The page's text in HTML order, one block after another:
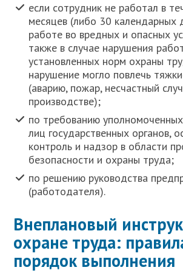
если сотрудник не работал в
месяцев (либо 30 календарных
работе во вредных и опасных
также в случае нарушения
установленных норм охраны
нарушение могло повлечь
(аварию, пожар, несчастный
производстве);
по требованию
лиц государственных органов,
контроль и надзор в области
безопасности и охраны труда;
по решению руководства
(работодателя).
Внеплановый
охране труда:
порядок выполнения